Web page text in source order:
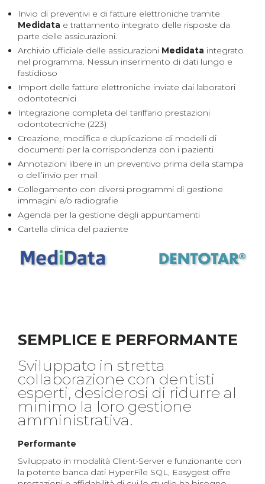
Invio di preventivi e di fatture elettroniche tramite
Medidata e trattamento integrato delle risposte da
parte delle assicurazioni.
Archivio ufficiale delle assicurazioni Medidata integrato
nel programma. Nessun inserimento di dati lungo e
fastidioso
Import delle fatture elettroniche inviate dai laboratori
odontotecnici
Integrazione completa del tariffario prestazioni
odontotecniche (223)
Creazione, modifica e duplicazione di modelli di
documenti per la corrispondenza con i pazienti
Annotazioni libere in un preventivo prima della stampa
o dell’invio per mail
Collegamento con diversi programmi di gestione
immagini e/o radiografie
Agenda per la gestione degli appuntamenti
Cartella clinica del paziente
SEMPLICE E PERFORMANTE
Sviluppato in stretta
collaborazione con dentisti
esperti, desiderosi di ridurre al
minimo la loro gestione
amministrativa.
Performante
Sviluppato in modalità Client-Server e funzionante con
la potente banca dati HyperFile SQL, Easygest offre